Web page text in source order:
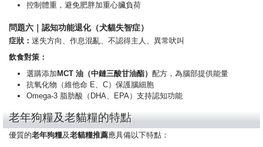
控制體重，避免肥胖加重心臟負荷
問題六｜認知功能退化（犬貓失智症）
症狀： 迷失方向、作息混亂、不認得主人、異常吠叫
飲食對策：
選購添加 MCT 油（中鏈三酸甘油酯） 配方，為腦部提供能量
抗氧化物（維他命 E、C）保護腦細胞
Omega-3 脂肪酸（DHA、EPA）支持認知功能
老年狗糧及老貓糧的特點
優質的老年狗糧及老貓糧推薦應具備以下特點：